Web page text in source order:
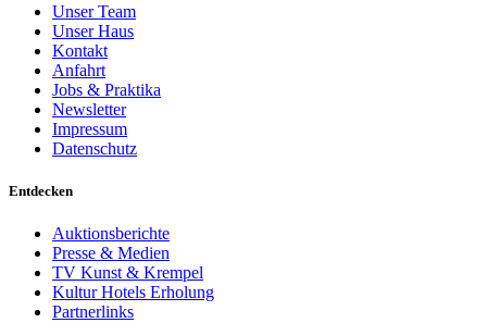
Unser Team
Unser Haus
Kontakt
Anfahrt
Jobs & Praktika
Newsletter
Impressum
Datenschutz
Entdecken
Auktionsberichte
Presse & Medien
TV Kunst & Krempel
Kultur Hotels Erholung
Partnerlinks